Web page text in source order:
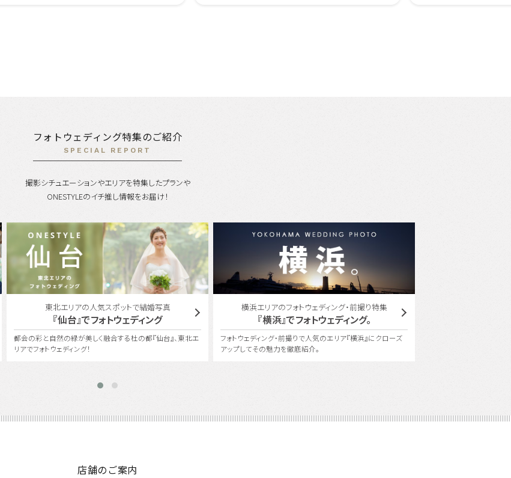
フォトウェディング特集のご紹介
SPECIAL REPORT
撮影シチュエーションやエリアを特集したプランや
ONESTYLEのイチ推し情報をお届け！
東北エリアの人気スポットで結婚写真
『仙台』でフォトウェディング
都会の彩と自然の緑が美しく融合する杜の都『仙台』、東北エ
リアでフォトウェディング！
横浜エリアのフォトウェディング・前撮り特集
『横浜』でフォトウェディング。
フォトウェディング・前撮りで人気のエリア『横浜』にクローズ
アップしてその魅力を徹底紹介。
店舗のご案内